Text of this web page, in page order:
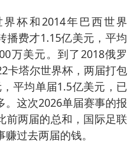
界杯和2014年巴西世界
播费才1.15亿美元，平均
万美元。到了2018俄罗
卡塔尔世界杯，两届打包
平均单届1.5亿美元，已
。这次2026单届赛事的报
前两届的总和，国际足联
过去两届的钱。